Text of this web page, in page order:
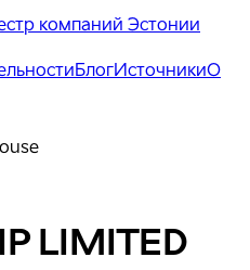
компаний Эстонии
БлогИсточникиО
LIMITED